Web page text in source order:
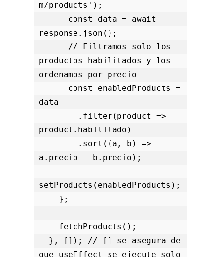
m/products');
response.json();
productos habilitados y los
ordenamos por precio
data
product.habilitado)
a.precio - b.precio);
setProducts(enabledProducts);
que useEffect se ejecute solo